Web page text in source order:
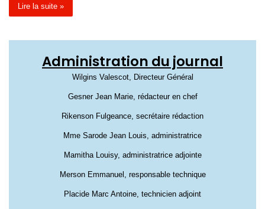
Lire la suite »
Administration du journal
Wilgins Valescot, Directeur Général
Gesner Jean Marie, rédacteur en chef
Rikenson Fulgeance, secrétaire rédaction
Mme Sarode Jean Louis, administratrice
Mamitha Louisy, administratrice adjointe
Merson Emmanuel, responsable technique
Placide Marc Antoine, technicien adjoint